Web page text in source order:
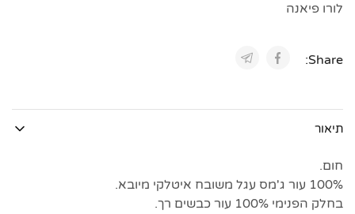
לורו פיאנה
Share:
תיאור
חום.
100% עור ג'מס עגל משובח איטלקי מיובא.
בחלק הפנימי 100% עור כבשים רך.